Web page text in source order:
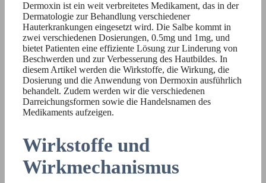
Dermoxin ist ein weit verbreitetes Medikament, das in der
Dermatologie zur Behandlung verschiedener
Hauterkrankungen eingesetzt wird. Die Salbe kommt in
zwei verschiedenen Dosierungen, 0.5mg und 1mg, und
bietet Patienten eine effiziente Lösung zur Linderung von
Beschwerden und zur Verbesserung des Hautbildes. In
diesem Artikel werden die Wirkstoffe, die Wirkung, die
Dosierung und die Anwendung von Dermoxin ausführlich
behandelt. Zudem werden wir die verschiedenen
Darreichungsformen sowie die Handelsnamen des
Medikaments aufzeigen.
Wirkstoffe und
Wirkmechanismus